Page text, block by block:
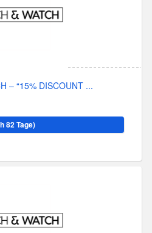
– “15% DISCOUNT ...
82 Tage)